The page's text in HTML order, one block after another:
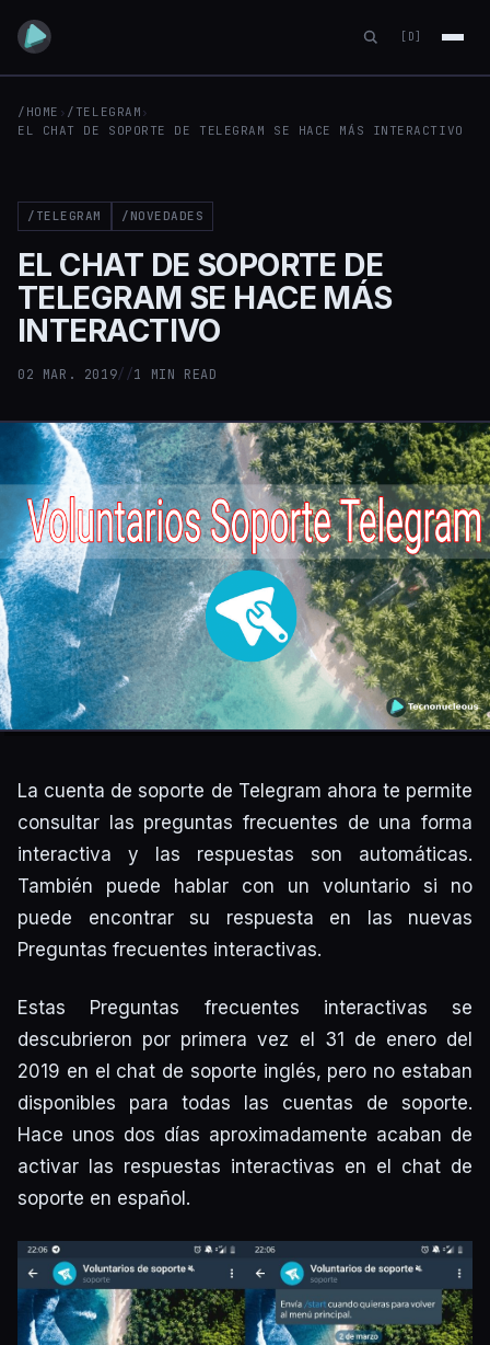
[D]
/HOME › /TELEGRAM ›
EL CHAT DE SOPORTE DE TELEGRAM SE HACE MÁS INTERACTIVO
/TELEGRAM /NOVEDADES
EL CHAT DE SOPORTE DE
TELEGRAM SE HACE MÁS
INTERACTIVO
02 MAR. 2019//1 MIN READ
La cuenta de soporte de Telegram ahora te permite
consultar las preguntas frecuentes de una forma
interactiva y las respuestas son automáticas.
También puede hablar con un voluntario si no
puede encontrar su respuesta en las nuevas
Preguntas frecuentes interactivas.
Estas Preguntas frecuentes interactivas se
descubrieron por primera vez el 31 de enero del
2019 en el chat de soporte inglés, pero no estaban
disponibles para todas las cuentas de soporte.
Hace unos dos días aproximadamente acaban de
activar las respuestas interactivas en el chat de
soporte en español.